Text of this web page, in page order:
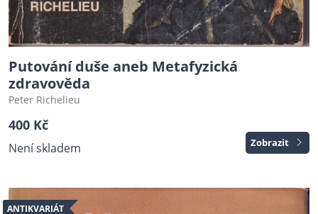
Putování duše aneb Metafyzická
zdravověda
Peter Richelieu
400 Kč
Není skladem Zobrazit
ANTIKVARIÁT